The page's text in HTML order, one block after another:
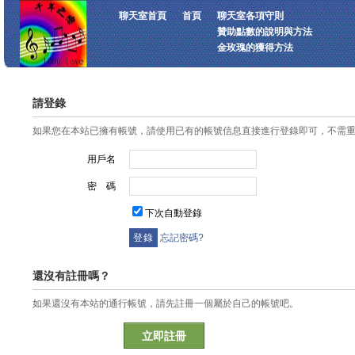
聊天室首頁 首頁
聊天室各項守則
贊助點數的說明與方法
金玫瑰的獲得方法
請登錄
如果您在本站已擁有帳號，請使用已有的帳號信息直接進行登錄即可，不需
用戶名
密 碼
下次自動登錄
忘記密碼?
還沒有註冊嗎？
如果還沒有本站的通行帳號，請先註冊一個屬於自己的帳號吧。
立即註冊